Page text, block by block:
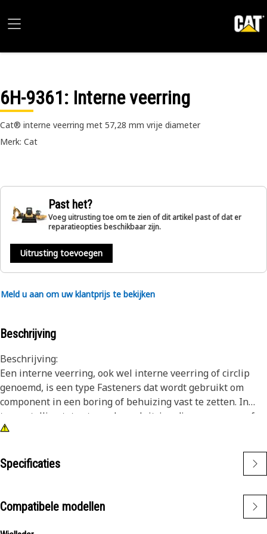
6H-9361: Interne veerring
Cat® interne veerring met 57,28 mm vrije diameter
Merk: Cat
Past het?
Voeg uitrusting toe om te zien of dit artikel past of dat er
reparatieopties beschikbaar zijn.
Uitrusting toevoegen
Meld u aan om uw klantprijs te bekijken
Beschrijving
Beschrijving:
Een interne veerring, ook wel interne veerring of circlip
genoemd, is een type Fasteners dat wordt gebruikt om
component in een boring of behuizing vast te zetten. In
tegenstelling tot externe borgsluitring die over een as of
pen passen, worden interne borgsluitring in een boring of
houden. Het belangrijkste doel van een interne veerring is
het voorkomen van axiaal beweging of verplaatsing van
borgmiddel dat componenten zoals lagers, assen of
afdichtingen stevig op hun plaats houdt.
Specificaties
Compatibele modellen